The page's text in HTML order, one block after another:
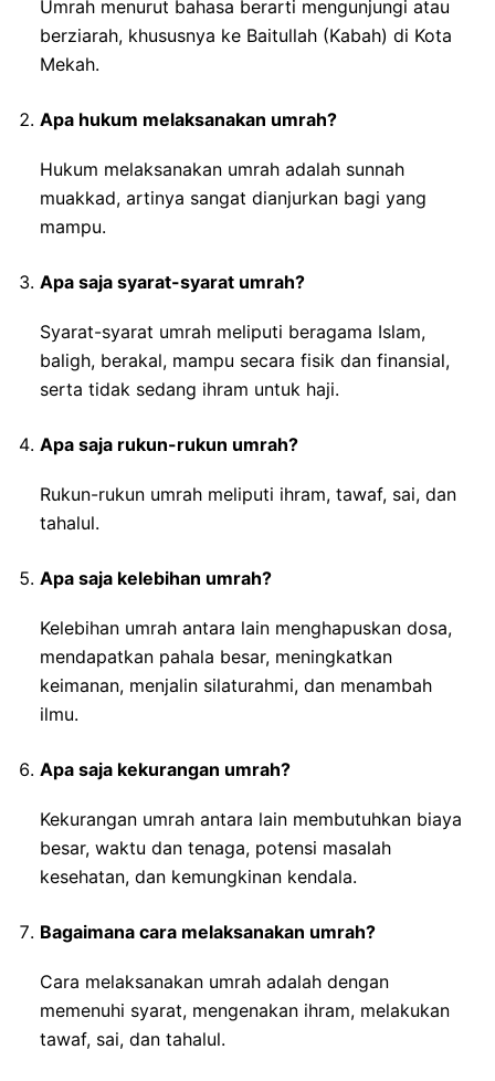
Umrah menurut bahasa berarti mengunjungi atau
berziarah, khususnya ke Baitullah (Kabah) di Kota
Mekah.
Apa hukum melaksanakan umrah?
Hukum melaksanakan umrah adalah sunnah
muakkad, artinya sangat dianjurkan bagi yang
mampu.
Apa saja syarat-syarat umrah?
Syarat-syarat umrah meliputi beragama Islam,
baligh, berakal, mampu secara fisik dan finansial,
serta tidak sedang ihram untuk haji.
Apa saja rukun-rukun umrah?
Rukun-rukun umrah meliputi ihram, tawaf, sai, dan
tahalul.
Apa saja kelebihan umrah?
Kelebihan umrah antara lain menghapuskan dosa,
mendapatkan pahala besar, meningkatkan
keimanan, menjalin silaturahmi, dan menambah
ilmu.
Apa saja kekurangan umrah?
Kekurangan umrah antara lain membutuhkan biaya
besar, waktu dan tenaga, potensi masalah
kesehatan, dan kemungkinan kendala.
Bagaimana cara melaksanakan umrah?
Cara melaksanakan umrah adalah dengan
memenuhi syarat, mengenakan ihram, melakukan
tawaf, sai, dan tahalul.